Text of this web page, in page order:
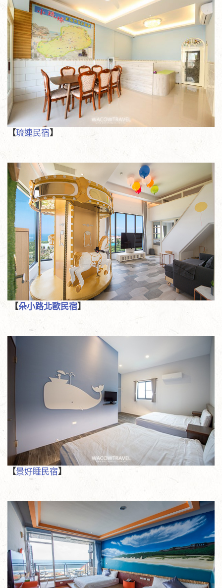
【琉連民宿】
【朵小路北歐民宿】
【景好睡民宿】